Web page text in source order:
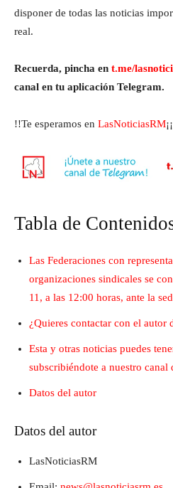
disponer de todas las noticias
real.
Recuerda, pincha en t.me/
canal en tu aplicación Telegram.
!!Te esperamos en LasNoticiasRM¡¡
Tabla de
Las Federaciones con
organizaciones sindicales se
11, a las 12:00 horas, ante la
¿Quieres contactar con el autor
Esta y otras noticias puedes
subscribiéndote a nuestro canal
Datos del autor
Datos del autor
LasNoticiasRM